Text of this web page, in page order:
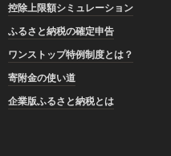
控除上限額シミュレーション
ふるさと納税の確定申告
ワンストップ特例制度とは？
寄附金の使い道
企業版ふるさと納税とは